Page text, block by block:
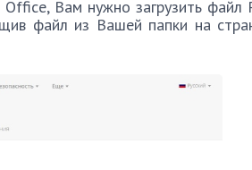
Вам нужно загрузить файл
файл из Вашей папки на